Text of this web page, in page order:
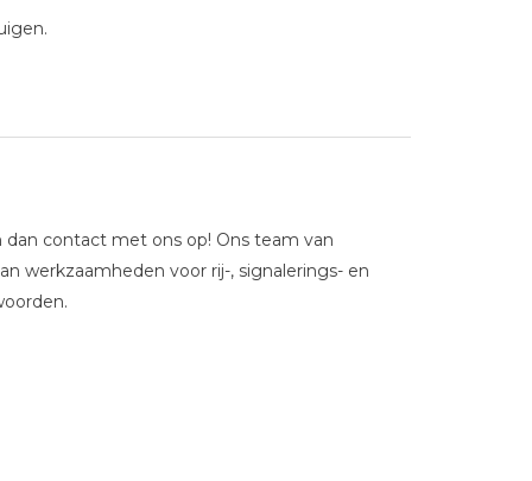
contact met ons op! Ons team van
werkzaamheden voor rij-, signalerings- en